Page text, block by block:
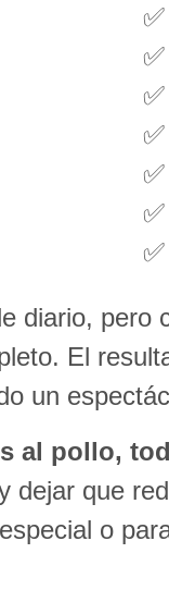
diario, pero
El
un
al pollo,
que
o